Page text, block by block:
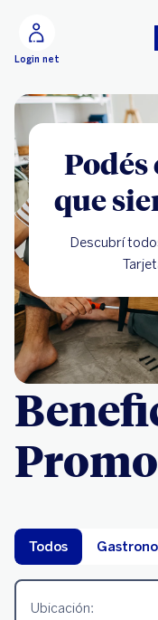
Login net
que
Descubrí
Todos
Ubicación: